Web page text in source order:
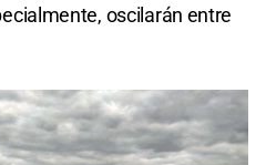
oscilarán entre